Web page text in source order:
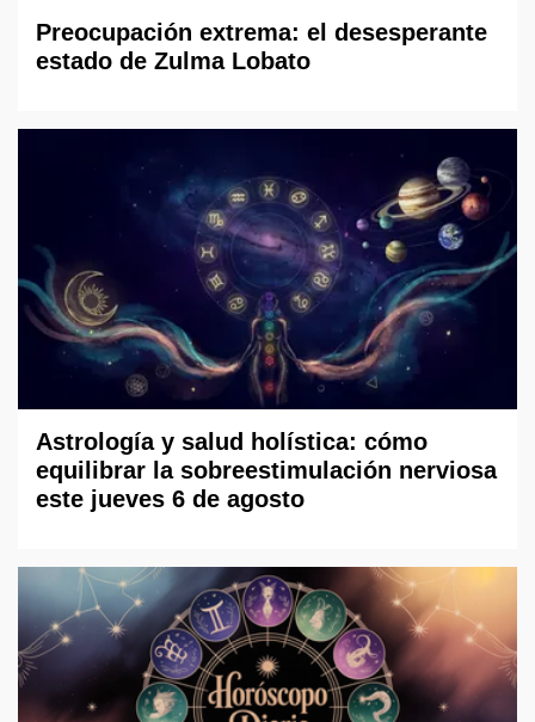
Preocupación extrema: el desesperante
estado de Zulma Lobato
Astrología y salud holística: cómo
equilibrar la sobreestimulación nerviosa
este jueves 6 de agosto